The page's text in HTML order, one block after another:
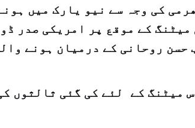
کی وجہ سے نیو یارک میں
کے موقع پر امریکی صدر
حسن روحانی کے درمیان ہونے
میٹنگ کے لئے کی گئی ثالثوں